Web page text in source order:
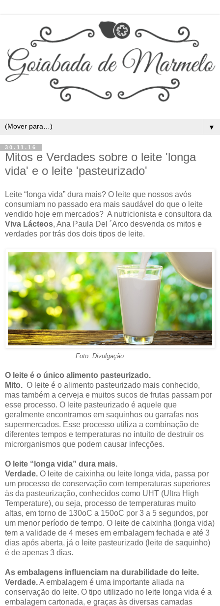
▼
30.11.16
Mitos e Verdades sobre o leite 'longa
vida' e o leite 'pasteurizado'
Leite “longa vida” dura mais? O leite que nossos avós
consumiam no passado era mais saudável do que o leite
vendido hoje em mercados? A nutricionista e consultora da
Viva Lácteos, Ana Paula Del ´Arco desvenda os mitos e
verdades por trás dos dois tipos de leite.
Foto: Divulgação
O leite é o único alimento pasteurizado.
Mito. O leite é o alimento pasteurizado mais conhecido,
mas também a cerveja e muitos sucos de frutas passam por
esse processo. O leite pasteurizado é aquele que
geralmente encontramos em saquinhos ou garrafas nos
supermercados. Esse processo utiliza a combinação de
diferentes tempos e temperaturas no intuito de destruir os
microrganismos que podem causar infecções.
O leite “longa vida” dura mais.
Verdade. O leite de caixinha ou leite longa vida, passa por
um processo de conservação com temperaturas superiores
às da pasteurização, conhecidos como UHT (Ultra High
Temperature), ou seja, processo de temperaturas muito
altas, em torno de 130oC a 150oC por 3 a 5 segundos, por
um menor período de tempo. O leite de caixinha (longa vida)
tem a validade de 4 meses em embalagem fechada e até 3
dias após aberta, já o leite pasteurizado (leite de saquinho)
é de apenas 3 dias.
As embalagens influenciam na durabilidade do leite.
Verdade.A embalagem é uma importante aliada na
conservação do leite. O tipo utilizado no leite longa vida é a
embalagem cartonada, e graças às diversas camadas